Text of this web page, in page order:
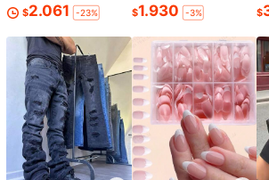
$2.061 -23% $1.930 -3% $